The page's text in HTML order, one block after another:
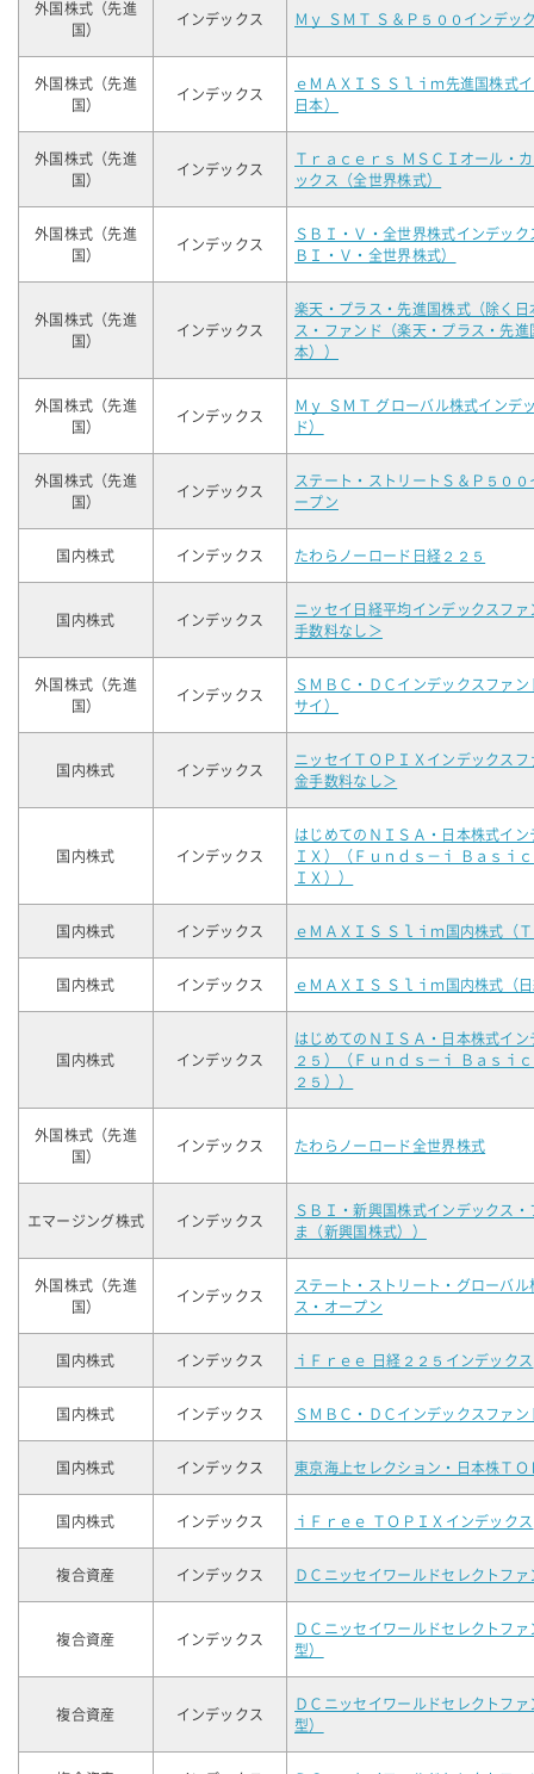
外国株式（先進
国）
インデックス Ｍｙ ＳＭＴ Ｓ＆Ｐ５００インデッ
外国株式（先進
国）
インデックス
ｅＭＡＸＩＳ Ｓｌｉｍ先進国株式
日本）
外国株式（先進
国）
インデックス
Ｔｒａｃｅｒｓ ＭＳＣＩオール・
ックス（全世界株式）
外国株式（先進
国）
インデックス
ＳＢＩ・Ｖ・全世界株式インデッ
ＢＩ・Ｖ・全世界株式）
外国株式（先進
国）
インデックス
楽天・プラス・先進国株式（除く日
ス・ファンド（楽天・プラス・先
本））
外国株式（先進
国）
インデックス
Ｍｙ ＳＭＴ グローバル株式インデ
ド）
外国株式（先進
国）
インデックス
ステート・ストリートＳ＆Ｐ５０
ープン
国内株式 インデックス たわらノーロード日経２２５
国内株式 インデックス
ニッセイ日経平均インデックスフ
手数料なし＞
外国株式（先進
国）
インデックス
ＳＭＢＣ・ＤＣインデックスファ
サイ）
国内株式 インデックス
ニッセイＴＯＰＩＸインデックス
金手数料なし＞
国内株式 インデックス
はじめてのＮＩＳＡ・日本株式イ
ＩＸ）（Ｆｕｎｄｓ－ｉ Ｂａｓｉ
ＩＸ））
国内株式 インデックス ｅＭＡＸＩＳ Ｓｌｉｍ国内株式（
国内株式 インデックス ｅＭＡＸＩＳ Ｓｌｉｍ国内株式（
国内株式 インデックス
はじめてのＮＩＳＡ・日本株式イ
２５）（Ｆｕｎｄｓ－ｉ Ｂａｓｉ
２５））
外国株式（先進
国）
インデックス たわらノーロード全世界株式
エマージング株式 インデックス
ＳＢＩ・新興国株式インデックス
ま（新興国株式））
外国株式（先進
国）
インデックス
ステート・ストリート・グローバ
ス・オープン
国内株式 インデックス ｉＦｒｅｅ 日経２２５インデックス
国内株式 インデックス ＳＭＢＣ・ＤＣインデックスファ
国内株式 インデックス 東京海上セレクション・日本株ＴＯ
国内株式 インデックス ｉＦｒｅｅ ＴＯＰＩＸインデックス
複合資産 インデックス ＤＣニッセイワールドセレクトフ
複合資産 インデックス
ＤＣニッセイワールドセレクトフ
型）
複合資産 インデックス
ＤＣニッセイワールドセレクトフ
型）